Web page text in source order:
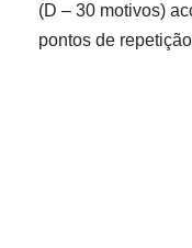
(D – 30 motivos)
pontos de